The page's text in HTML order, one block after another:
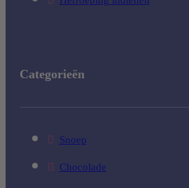
Categorieën
Snoep
Chocolade